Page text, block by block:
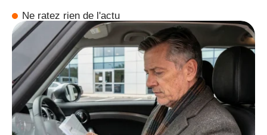
Ne ratez rien de l'actu